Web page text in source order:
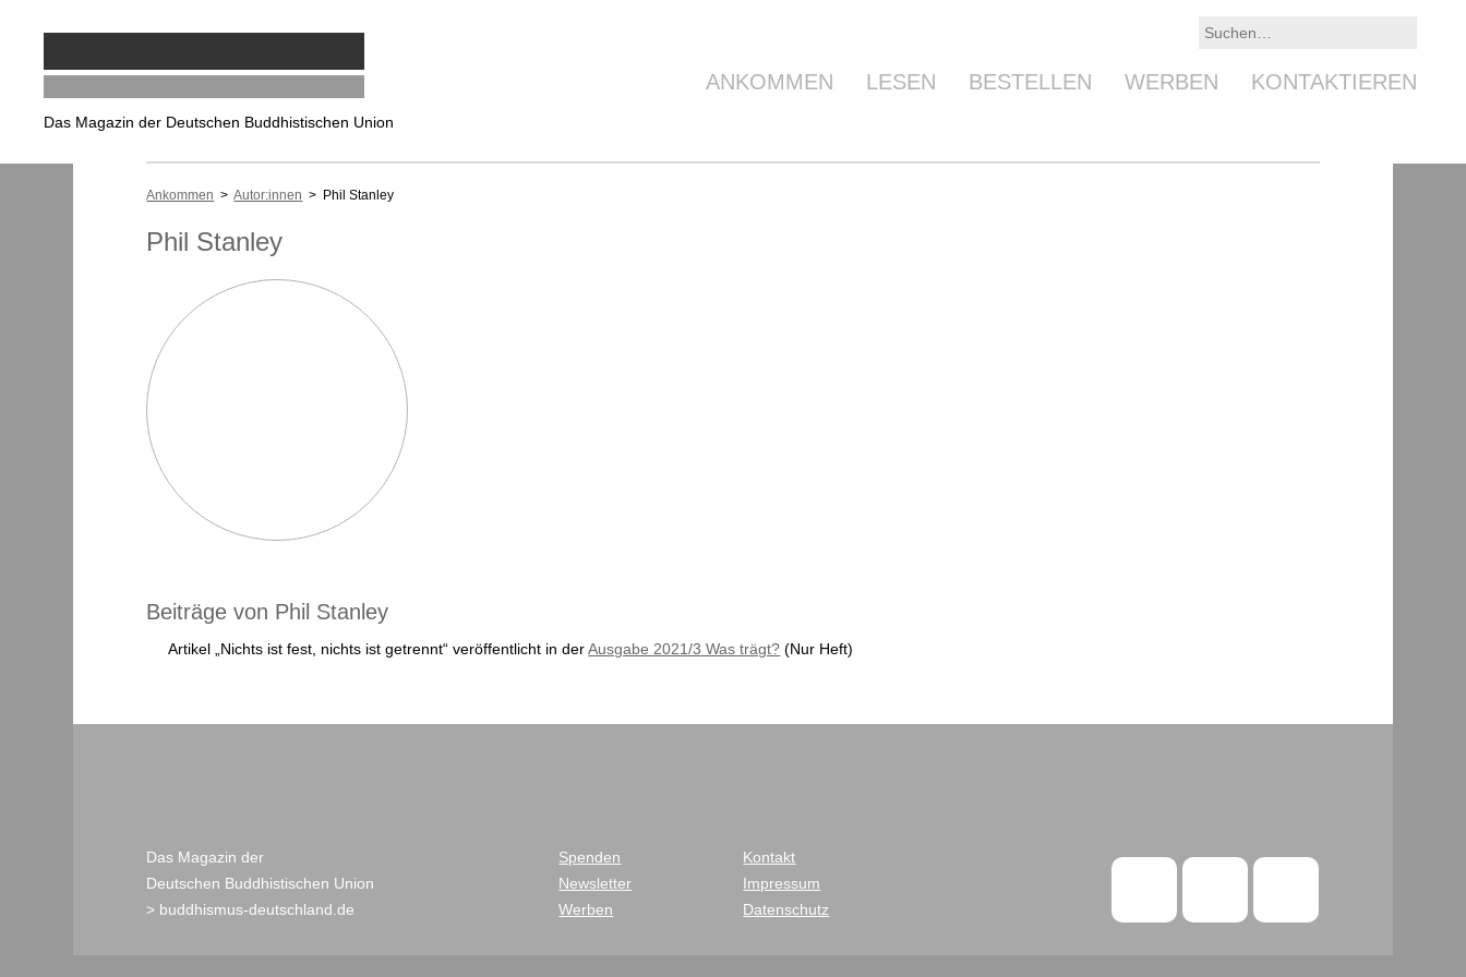
Das Magazin der Deutschen Buddhistischen Union
ANKOMMEN LESEN BESTELLEN WERBEN KONTAKTIEREN
Ankommen >Autor:innen > Phil Stanley
Phil Stanley
Beiträge von Phil Stanley
Artikel „Nichts ist fest, nichts ist getrennt“ veröffentlicht in derAusgabe 2021/3 Was trägt? (Nur Heft)
Das Magazin der
Deutschen Buddhistischen Union
> buddhismus-deutschland.de
Spenden
Newsletter
Werben
Kontakt
Impressum
Datenschutz